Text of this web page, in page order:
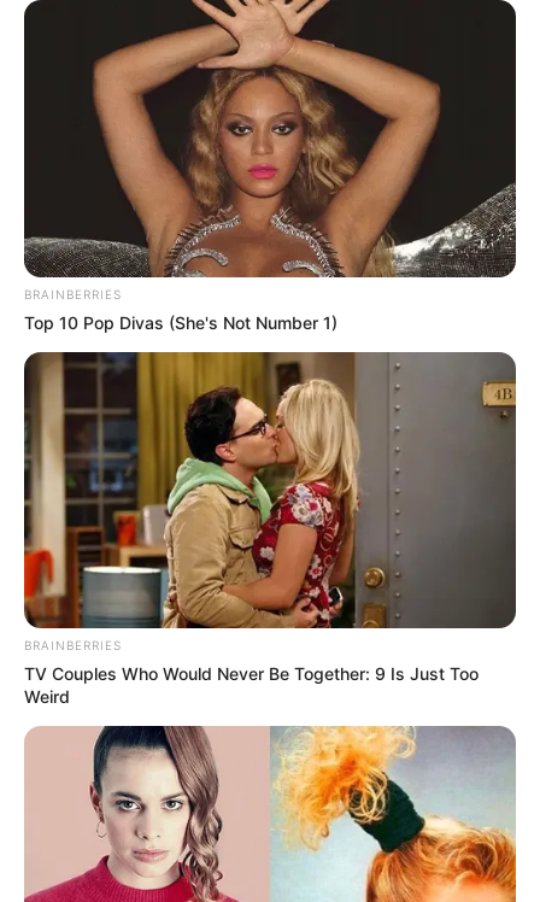
ข่าวสุดท้ายงวดนี้แอดขอยกให้กับข่าว รอดตายปาฏิหาริย์
รถไฟสายใต้ขบวน 171 ชนเข้ากับ รถเก๋ง บริเวณทางตัด
รถไฟ บ้านควนหินมุ้ย อ.หลังสวนจังหวัดชุมพรในรายงาน
ข่าวบอกว่าสภาพรถเก๋งเนี่ยพังยับ คนขับได้รับบาดเจ็บหัว
ปูดเล็กน้อย ส่วนคนที่นั่งมาด้วยยืนอยู่ในที่เกิดเหตุสภาพ
ปกติ ไม่มีบาดแผล คนที่นั่งมาด้วยเล่าว่าตอนมาถึงที่เกิด
เหตุ ก็จอดรถแล้วนะ แต่เหมือนรถมันไหลไปเอง ก็เลยเป็น
เหตุทำให้ถูกรถไฟชน จัดเป็นชุดตัวเลขได้ 38 64 17 171
883
ข่าวหวย คลอดกลางบ้าน ตรวจหวย ผลหวย รอดตายปาฏิหาริย์
BRAINBERRIES
Top 10 Pop Divas (She's Not Number 1)
BRAINBERRIES
TV Couples Who Would Never Be Together: 9 Is Just Too
Weird